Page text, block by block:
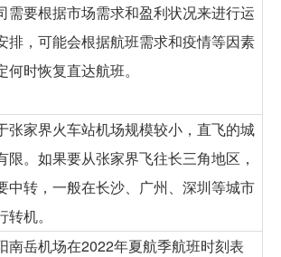
需要根据市场需求和盈利状况来进行运
排，可能会根据航班需求和疫情等因素
何时恢复直达航班。
张家界火车站机场规模较小，直飞的城
限。如果要从张家界飞往长三角地区，
中转，一般在长沙、广州、深圳等城市
转机。
南岳机场在2022年夏航季航班时刻表